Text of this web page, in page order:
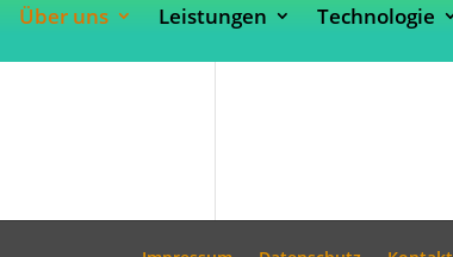
Über uns Leistungen Technologie